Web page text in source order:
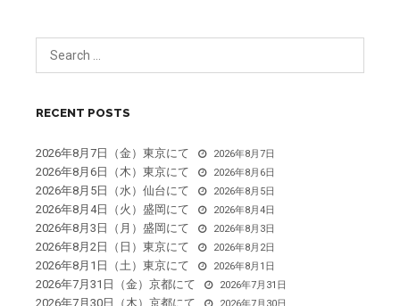
ー
り
RECENT POSTS
2026年8月7日（金）東京にて 2026年8月7日
2026年8月6日（木）東京にて 2026年8月6日
2026年8月5日（水）仙台にて 2026年8月5日
2026年8月4日（火）盛岡にて 2026年8月4日
2026年8月3日（月）盛岡にて 2026年8月3日
2026年8月2日（日）東京にて 2026年8月2日
2026年8月1日（土）東京にて 2026年8月1日
2026年7月31日（金）京都にて 2026年7月31日
2026年7月30日（木）京都にて 2026年7月30日